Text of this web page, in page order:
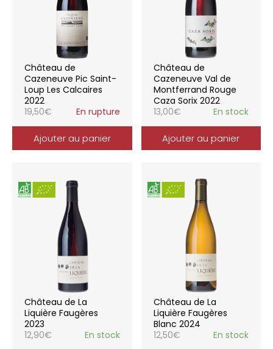
Château de
Cazeneuve Pic Saint-
Loup Les Calcaires
2022
19,50€ En rupture
Ajouter au panier
Château de
Cazeneuve Val de
Montferrand Rouge
Caza Sorix 2022
13,00€ En stock
Ajouter au panier
Château de La
Liquière Faugères
2023
12,90€ En stock
Château de La
Liquière Faugères
Blanc 2024
12,50€ En stock